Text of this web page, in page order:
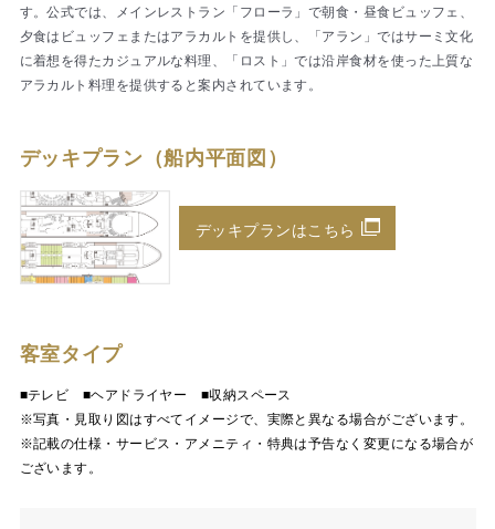
す。公式では、メインレストラン「フローラ」で朝食・昼食ビュッフェ、
夕食はビュッフェまたはアラカルトを提供し、「アラン」ではサーミ文化
に着想を得たカジュアルな料理、「ロスト」では沿岸食材を使った上質な
アラカルト料理を提供すると案内されています。
デッキプラン（船内平面図）
デッキプランはこちら
客室タイプ
■テレビ ■ヘアドライヤー ■収納スペース
※写真・見取り図はすべてイメージで、実際と異なる場合がございます。
※記載の仕様・サービス・アメニティ・特典は予告なく変更になる場合が
ございます。